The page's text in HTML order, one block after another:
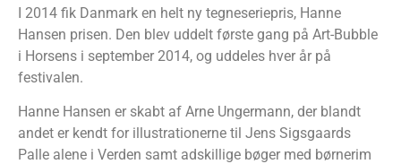
I 2014 fik Danmark en helt ny tegneseriepris, Hanne
Hansen prisen. Den blev uddelt første gang på Art-Bubble
i Horsens i september 2014, og uddeles hver år på
festivalen.
Hanne Hansen er skabt af Arne Ungermann, der blandt
andet er kendt for illustrationerne til Jens Sigsgaards
Palle alene i Verden samt adskillige bøger med børnerim